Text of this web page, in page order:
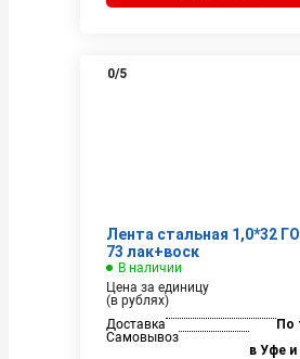
0/5
Лента стальная 1,0*32
73 лак+воск
В наличии
Цена за единицу
(в рублях)
Доставка
По
Самовывоз
в Уфе